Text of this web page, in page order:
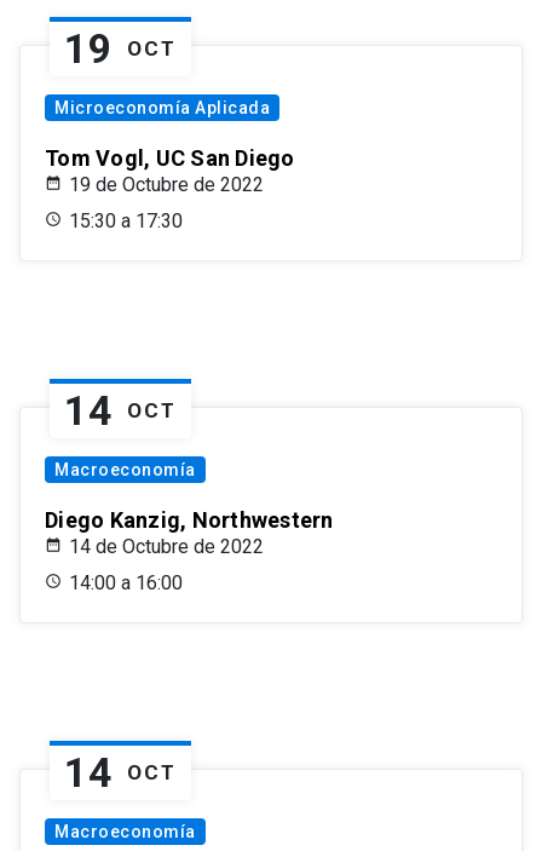
19 OCT
Microeconomía Aplicada
Tom Vogl, UC San Diego
19 de Octubre de 2022
15:30 a 17:30
14 OCT
Macroeconomía
Diego Kanzig, Northwestern
14 de Octubre de 2022
14:00 a 16:00
14 OCT
Macroeconomía